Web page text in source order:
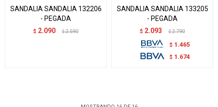
SANDALIA SANDALIA 132206
- PEGADA
$ 2.090 $ 2.590
SANDALIA SANDALIA 133205
- PEGADA
$ 2.093 $ 2.790
$ 1.465
$ 1.674